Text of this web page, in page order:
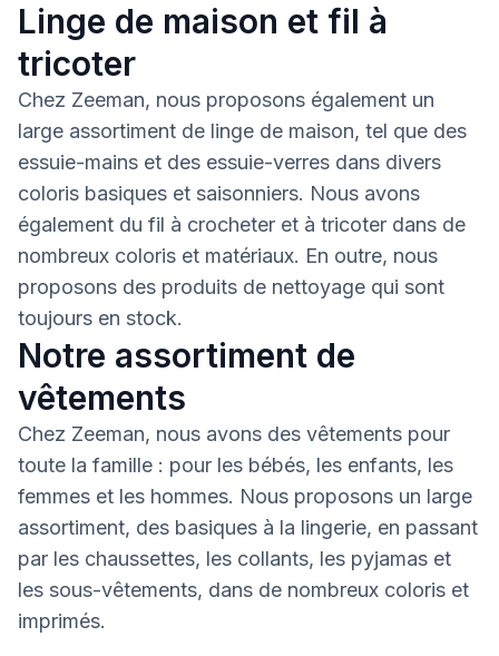
Linge de maison et fil à
tricoter
Chez Zeeman, nous proposons également un
large assortiment de linge de maison, tel que des
essuie-mains et des essuie-verres dans divers
coloris basiques et saisonniers. Nous avons
également du fil à crocheter et à tricoter dans de
nombreux coloris et matériaux. En outre, nous
proposons des produits de nettoyage qui sont
toujours en stock.
Notre assortiment de
vêtements
Chez Zeeman, nous avons des vêtements pour
toute la famille : pour les bébés, les enfants, les
femmes et les hommes. Nous proposons un large
assortiment, des basiques à la lingerie, en passant
par les chaussettes, les collants, les pyjamas et
les sous-vêtements, dans de nombreux coloris et
imprimés.